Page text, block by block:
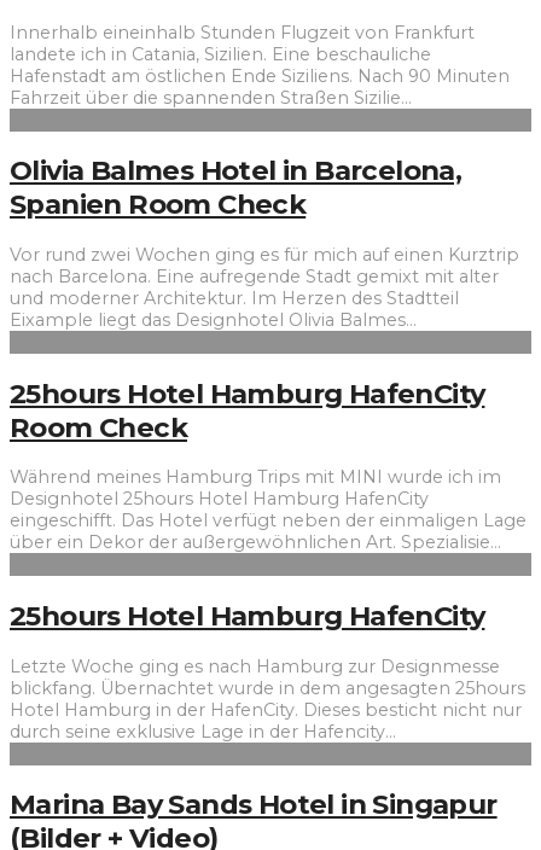
Innerhalb ein­ein­halb Stunden Flugzeit von Frankfurt
landete ich in Catania, Sizilien. Eine beschauliche
Hafenstadt am östlichen Ende Siziliens. Nach 90 Minuten
Fahrzeit über die spannenden Straßen Sizilie...
Olivia Balmes Hotel in Barcelona,
Spanien Room Check
Vor rund zwei Wochen ging es für mich auf einen Kurztrip
nach Barcelona. Eine aufregende Stadt gemixt mit alter
und moderner Architektur. Im Herzen des Stadtteil
Eixample liegt das Designhotel Olivia Balmes...
25hours Hotel Hamburg HafenCity
Room Check
Während meines Hamburg Trips mit MINI wurde ich im
Designhotel 25hours Hotel Hamburg HafenCity
eingeschifft. Das Hotel verfügt neben der einmaligen Lage
über ein Dekor der außergewöhnlichen Art. Spezialisie...
25hours Hotel Hamburg HafenCity
Letzte Woche ging es nach Hamburg zur Designmesse
blickfang. Übernachtet wurde in dem angesagten 25hours
Hotel Hamburg in der HafenCity. Dieses besticht nicht nur
durch seine exklusive Lage in der Hafencity...
Marina Bay Sands Hotel in Singapur
(Bilder + Video)